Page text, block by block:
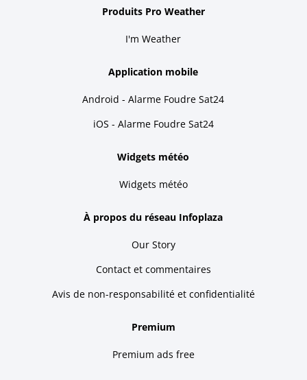
Produits Pro Weather
I'm Weather
Application mobile
Android - Alarme Foudre Sat24
iOS - Alarme Foudre Sat24
Widgets météo
Widgets météo
À propos du réseau Infoplaza
Our Story
Contact et commentaires
Avis de non-responsabilité et confidentialité
Premium
Premium ads free